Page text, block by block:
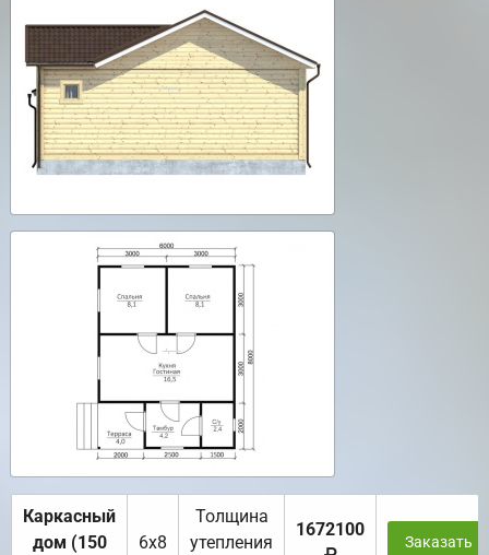
Каркасный
дом (150
6х8
Толщина
утепления
1672100
Заказать